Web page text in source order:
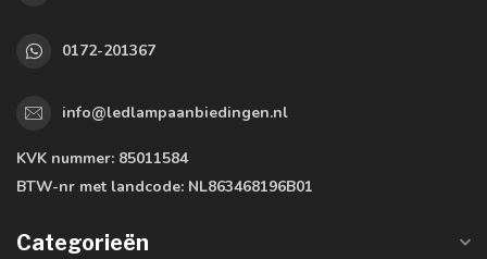
0172-201367
info@ledlampaanbiedingen.nl
KVK nummer: 85011584
BTW-nr met landcode: NL863468196B01
Categorieën